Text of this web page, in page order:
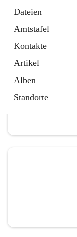
Dateien
Amtstafel
Kontakte
Artikel
Alben
Standorte